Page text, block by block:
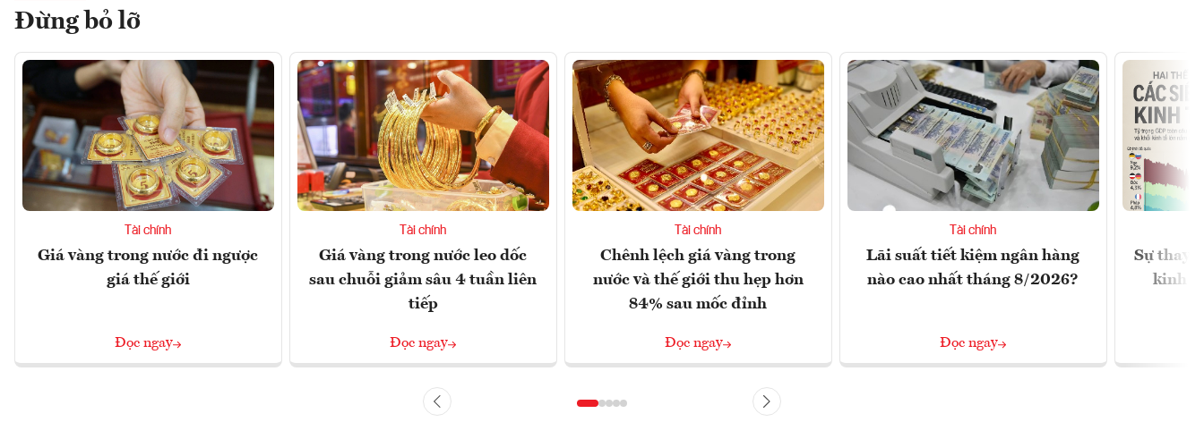
Đừng bỏ lỡ
Tài chính
Giá vàng trong nước đi ngược
giá thế giới
Đọc ngay
Tài chính
Giá vàng trong nước leo dốc
sau chuỗi giảm sâu 4 tuần liên
tiếp
Đọc ngay
Tài chính
Chênh lệch giá vàng trong
nước và thế giới thu hẹp hơn
84% sau mốc đỉnh
Đọc ngay
Tài chính
Lãi suất tiết kiệm ngân hàng
nào cao nhất tháng 8/2026?
Đọc ngay
Sự thay
kinh